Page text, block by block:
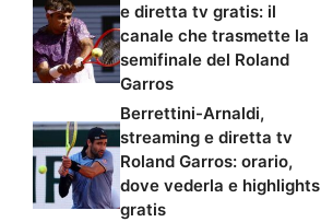
e diretta tv gratis: il
canale che trasmette la
semifinale del Roland
Garros
Berrettini-Arnaldi,
streaming e diretta tv
Roland Garros: orario,
dove vederla e highlights
gratis